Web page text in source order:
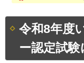
令和8年度
ー認定試